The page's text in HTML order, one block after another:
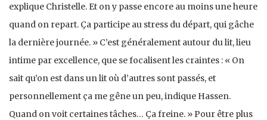
explique Christelle. Et on y passe encore au moins une heure
quand on repart. Ça participe au stress du départ, qui gâche
la dernière journée. » C’est généralement autour du lit, lieu
intime par excellence, que se focalisent les craintes : « On
sait qu’on est dans un lit où d’autres sont passés, et
personnellement ça me gêne un peu, indique Hassen.
Quand on voit certaines tâches… Ça freine. » Pour être plus